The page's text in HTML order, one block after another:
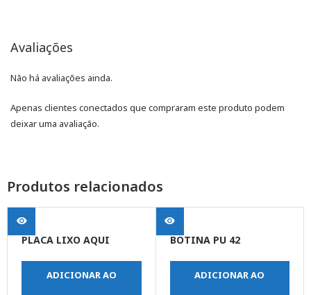
Avaliações
Não há avaliações ainda.
Apenas clientes conectados que compraram este produto podem
deixar uma avaliação.
Produtos relacionados
PLACA LIXO AQUI
ADICIONAR AO
BOTINA PU 42
ADICIONAR AO